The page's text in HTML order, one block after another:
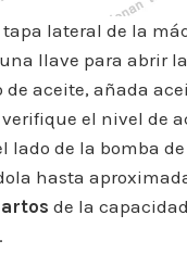
tapa lateral de la
llave para abrir
de aceite, añada
el nivel de
lado de la bomba
hasta
de la